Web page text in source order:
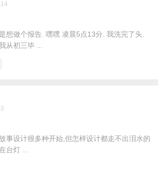
想做个报告. 嘿嘿 凌晨5点13分. 我洗完了头.
从初三毕 ...
事设计很多种开始,但怎样设计都走不出泪水的
台灯 ...